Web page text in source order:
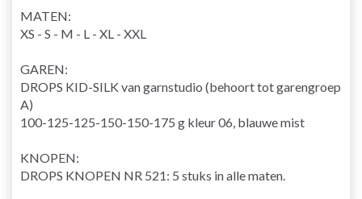
MATEN:
XS - S - M - L - XL - XXL
GAREN:
DROPS KID-SILK van garnstudio (behoort tot garengroep
A)
100-125-125-150-150-175 g kleur 06, blauwe mist
KNOPEN:
DROPS KNOPEN NR 521: 5 stuks in alle maten.